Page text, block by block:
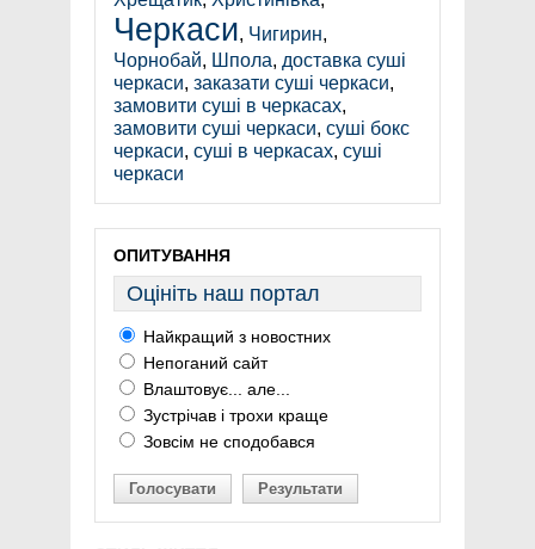
Черкаси, Чигирин,
Чорнобай, Шпола, доставка суші
черкаси, заказати суші черкаси,
замовити суші в черкасах,
замовити суші черкаси, суші бокс
черкаси, суші в черкасах, суші
черкаси
ОПИТУВАННЯ
Оцініть наш портал
Найкращий з новостних
Непоганий сайт
Влаштовує... але...
Зустрічав і трохи краще
Зовсім не сподобався
Голосувати Результати